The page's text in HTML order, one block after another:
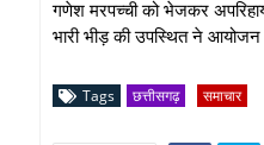
गणेश मरपच्ची को भेजकर
भारी भीड़ की उपस्थित ने आयोजन
Tags छत्तीसगढ़ समाचार